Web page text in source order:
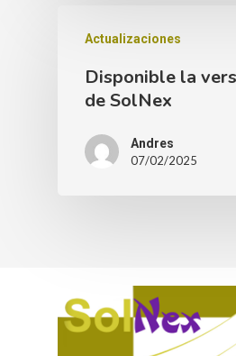
Actualizaciones
Disponible la
de SolNex
Andres
07/02/2025